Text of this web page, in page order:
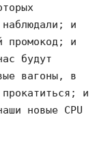
и
промокод; и
будут
вагоны, в
и
новые CPU